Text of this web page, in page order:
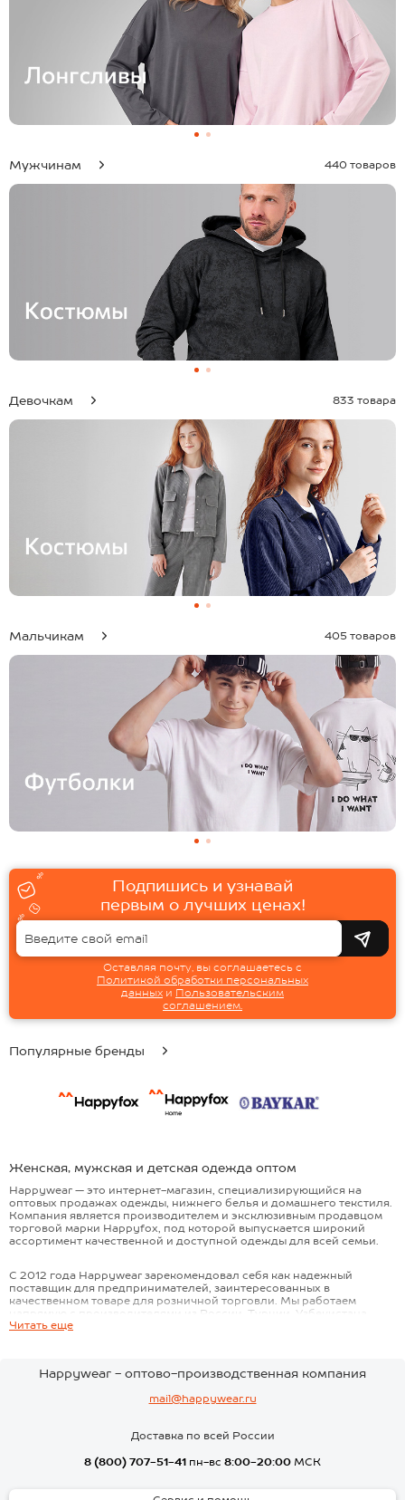
Мужчинам 440 товаров
Девочкам 833 товара
Мальчикам 405 товаров
Подпишись и узнавай
первым о лучших ценах!
Оставляя почту, вы соглашаетесь с
Политикой обработки персональных
данных и Пользовательским
соглашением.
Популярные бренды
Женская, мужская и детская одежда оптом
Happywear — это интернет-магазин, специализирующийся на
оптовых продажах одежды, нижнего белья и домашнего текстиля.
Компания является производителем и эксклюзивным продавцом
торговой марки Happyfox, под которой выпускается широкий
ассортимент качественной и доступной одежды для всей семьи.
С 2012 года Happywear зарекомендовал себя как надежный
поставщик для предпринимателей, заинтересованных в
качественном товаре для розничной торговли. Мы работаем
напрямую с производителями из России, Турции, Узбекистана,
Кыргызстана и Китая, что позволяет нам контролировать качество
Наш ассортимент насчитывает более 2000 моделей
для любого случая: для дома, работы, спорта и
блузы, брюки, джемперы, кардиганы, футболки, толстовки
Читать еще
Happywear - оптово-производственная компания
mail@happywear.ru
Доставка по всей России
8 (800) 707-51-41 пн-вс 8:00-20:00 МСК